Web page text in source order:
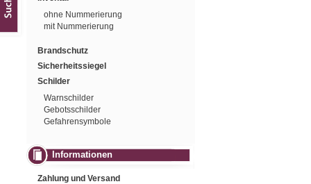
ohne Nummerierung
mit Nummerierung
Brandschutz
Sicherheitssiegel
Schilder
Warnschilder
Gebotsschilder
Gefahrensymbole
Informationen
Zahlung und Versand